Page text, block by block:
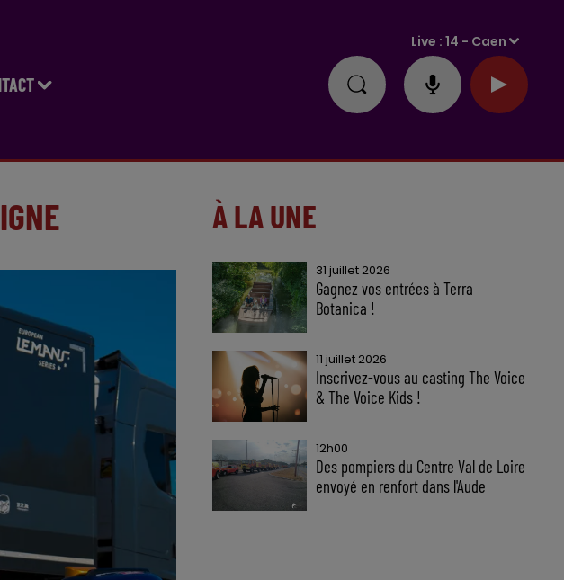
Live :14 - Caen
À LA UNE
31 juillet 2026
Gagnez vos entrées à Terra
Botanica !
11 juillet 2026
Inscrivez-vous au casting The Voice
& The Voice Kids !
12h00
Des pompiers du Centre Val de Loire
envoyé en renfort dans l'Aude